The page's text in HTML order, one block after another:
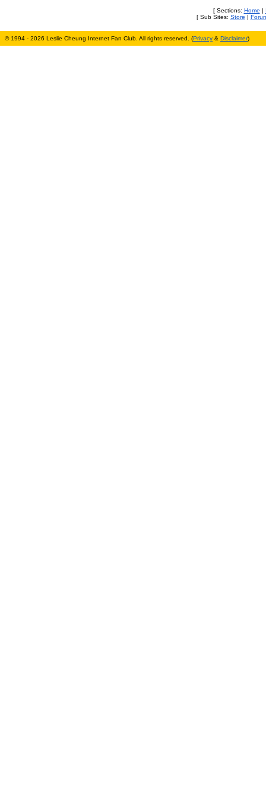
[ Sections: Home |
[ Sub Sites: Store |
© 1994 - 2026 Leslie Cheung Internet Fan Club. All rights reserved. (Privacy & Disclaimer)